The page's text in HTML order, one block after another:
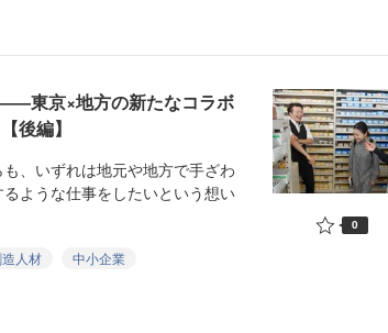
東京×地方の新たなコラボ
後編】
、いずれは地元や地方で手ざわ
ような仕事をしたいという想い
人材
中小企業
0